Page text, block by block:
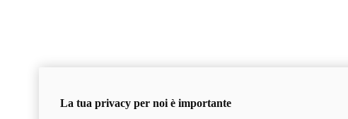
La tua privacy per noi è importante